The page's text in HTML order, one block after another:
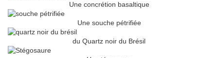
Une concrétion basaltique
Une souche pétrifiée
du Quartz noir du Brésil